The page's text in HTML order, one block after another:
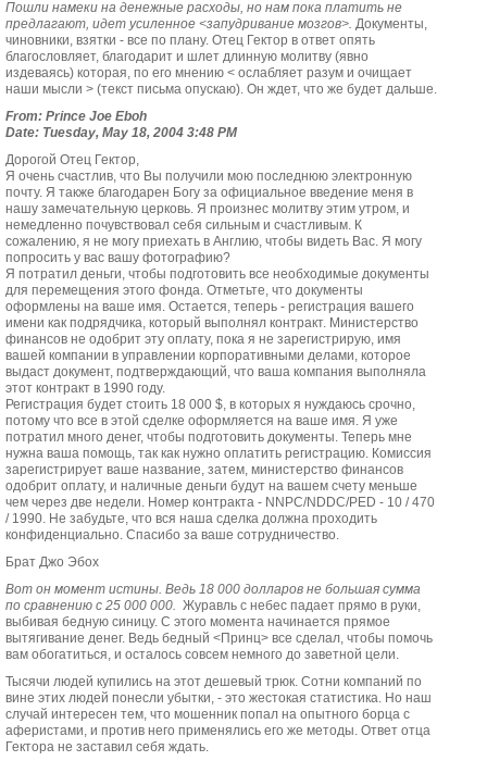
Пошли намеки на денежные расходы, но нам пока платить не
предлагают, идет усиленное <запудривание мозгов>. Документы,
чиновники, взятки - все по плану. Отец Гектор в ответ опять
благословляет, благодарит и шлет длинную молитву (явно
издеваясь) которая, по его мнению < ослабляет разум и очищает
наши мысли > (текст письма опускаю). Он ждет, что же будет дальше.
From: Prince Joe Eboh
Date: Tuesday, May 18, 2004 3:48 PM
Дорогой Отец Гектор,
Я очень счастлив, что Вы получили мою последнюю электронную
почту. Я также благодарен Богу за официальное введение меня в
нашу замечательную церковь. Я произнес молитву этим утром, и
немедленно почувствовал себя сильным и счастливым. К
сожалению, я не могу приехать в Англию, чтобы видеть Вас. Я могу
попросить у вас вашу фотографию?
Я потратил деньги, чтобы подготовить все необходимые документы
для перемещения этого фонда. Отметьте, что документы
оформлены на ваше имя. Остается, теперь - регистрация вашего
имени как подрядчика, который выполнял контракт. Министерство
финансов не одобрит эту оплату, пока я не зарегистрирую, имя
вашей компании в управлении корпоративными делами, которое
выдаст документ, подтверждающий, что ваша компания выполняла
этот контракт в 1990 году.
Регистрация будет стоить 18 000 $, в которых я нуждаюсь срочно,
потому что все в этой сделке оформляется на ваше имя. Я уже
потратил много денег, чтобы подготовить документы. Теперь мне
нужна ваша помощь, так как нужно оплатить регистрацию. Комиссия
зарегистрирует ваше название, затем, министерство финансов
одобрит оплату, и наличные деньги будут на вашем счету меньше
чем через две недели. Номер контракта - NNPC/NDDC/PED - 10 / 470
/ 1990. Не забудьте, что вся наша сделка должна проходить
конфиденциально. Спасибо за ваше сотрудничество.
Брат Джо Эбох
Вот он момент истины. Ведь 18 000 долларов не большая сумма
по сравнению с 25 000 000. Журавль с небес падает прямо в руки,
выбивая бедную синицу. С этого момента начинается прямое
вытягивание денег. Ведь бедный <Принц> все сделал, чтобы помочь
вам обогатиться, и осталось совсем немного до заветной цели.
Тысячи людей купились на этот дешевый трюк. Сотни компаний по
вине этих людей понесли убытки, - это жестокая статистика. Но наш
случай интересен тем, что мошенник попал на опытного борца с
аферистами, и против него применялись его же методы. Ответ отца
Гектора не заставил себя ждать.